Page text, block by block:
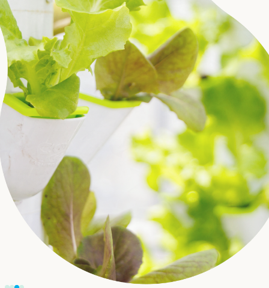
採用
よくある質問
会社概要お問合せプライバシーポリシー
オンラインストア
アクアポニックス説明会